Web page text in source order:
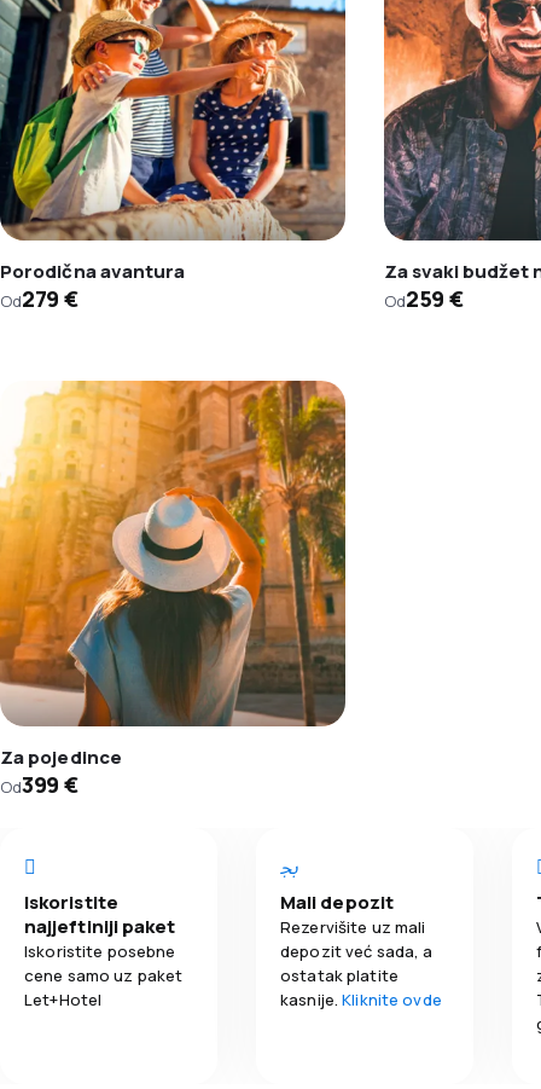
Porodična avantura
Od279 €
Za svaki budžet
Od259 €
Za pojedince
Od399 €
Iskoristite
najjeftiniji paket
Iskoristite posebne
cene samo uz paket
Let+Hotel
Mali depozit
Rezervišite uz mali
depozit već sada, a
ostatak platite
kasnije.Kliknite ovde